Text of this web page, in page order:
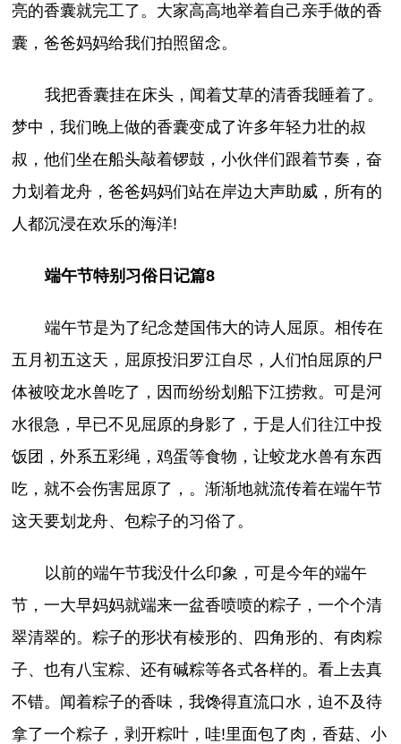
亮的香囊就完工了。大家高高地举着自己亲手做的香
囊，爸爸妈妈给我们拍照留念。
我把香囊挂在床头，闻着艾草的清香我睡着了。
梦中，我们晚上做的香囊变成了许多年轻力壮的叔
叔，他们坐在船头敲着锣鼓，小伙伴们跟着节奏，奋
力划着龙舟，爸爸妈妈们站在岸边大声助威，所有的
人都沉浸在欢乐的海洋!
端午节特别习俗日记篇8
端午节是为了纪念楚国伟大的诗人屈原。相传在
五月初五这天，屈原投汩罗江自尽，人们怕屈原的尸
体被咬龙水兽吃了，因而纷纷划船下江捞救。可是河
水很急，早已不见屈原的身影了，于是人们往江中投
饭团，外系五彩绳，鸡蛋等食物，让蛟龙水兽有东西
吃，就不会伤害屈原了，。渐渐地就流传着在端午节
这天要划龙舟、包粽子的习俗了。
以前的端午节我没什么印象，可是今年的端午
节，一大早妈妈就端来一盆香喷喷的粽子，一个个清
翠清翠的。粽子的形状有棱形的、四角形的、有肉粽
子、也有八宝粽、还有碱粽等各式各样的。看上去真
不错。闻着粽子的香味，我馋得直流口水，迫不及待
拿了一个粽子，剥开粽叶，哇!里面包了肉，香菇、小